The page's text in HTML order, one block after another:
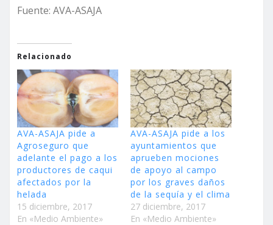
Fuente: AVA-ASAJA
Relacionado
AVA-ASAJA pide a
Agroseguro que
adelante el pago a los
productores de caqui
afectados por la
helada
15 diciembre, 2017
En «Medio Ambiente»
AVA-ASAJA pide a los
ayuntamientos que
aprueben mociones
de apoyo al campo
por los graves daños
de la sequía y el clima
27 diciembre, 2017
En «Medio Ambiente»